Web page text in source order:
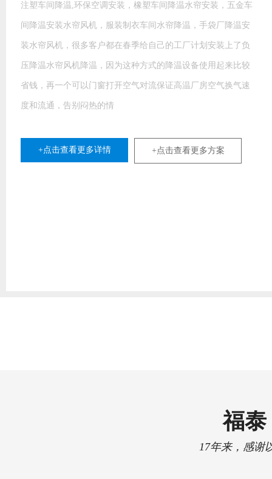
注塑车间降温,环保空调安装，橡塑车间降温水帘安装，五金车
间降温安装水帘风机，服装制衣车间水帘降温，手袋厂降温安
装水帘风机，很多客户都在春季给自己的工厂计划安装上了负
压降温水帘风机降温，因为这种方式的降温设备使用起来比较
省钱，再一个可以门窗打开空气对流保证高温厂房空气换气速
度和流通，告别闷热的情
+点击查看更多详情 +点击查看更多方案
福泰
17年来，感谢